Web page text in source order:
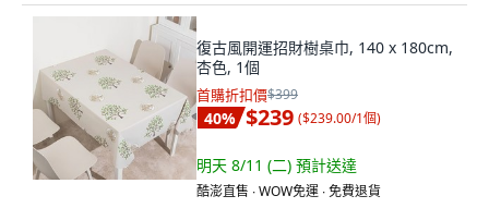
復古風開運招財樹桌巾, 140 x 180cm,
杏色, 1個
首購折扣價$399
40% $239 ($239.00/1個)
明天 8/11 (二) 預計送達
酷澎直售 ∙ WOW免運 ∙ 免費退貨